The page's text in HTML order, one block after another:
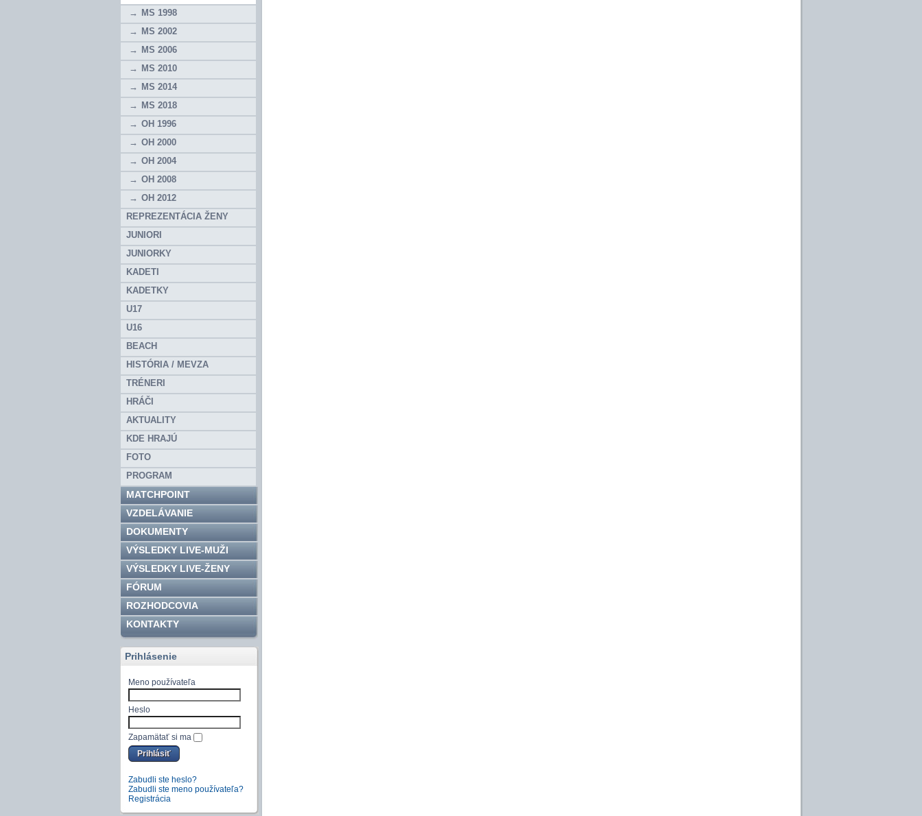
MS 1998
MS 2002
MS 2006
MS 2010
MS 2014
MS 2018
OH 1996
OH 2000
OH 2004
OH 2008
OH 2012
REPREZENTÁCIA ŽENY
JUNIORI
JUNIORKY
KADETI
KADETKY
U17
U16
BEACH
HISTÓRIA / MEVZA
TRÉNERI
HRÁČI
AKTUALITY
KDE HRAJÚ
FOTO
PROGRAM
MATCHPOINT
VZDELÁVANIE
DOKUMENTY
VÝSLEDKY LIVE-MUŽI
VÝSLEDKY LIVE-ŽENY
FÓRUM
ROZHODCOVIA
KONTAKTY
Prihlásenie
Meno používateľa
Heslo
Zapamätať si ma
Zabudli ste heslo?
Zabudli ste meno používateľa?
Registrácia